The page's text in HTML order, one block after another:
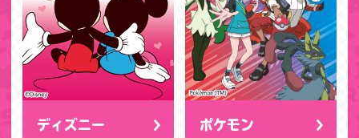
ディズニー ポケモン